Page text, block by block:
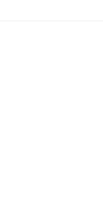
للوصول إلى سبتة بطائرة شراعية